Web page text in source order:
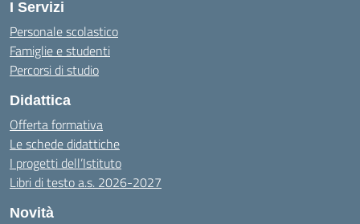
I Servizi
Personale scolastico
Famiglie e studenti
Percorsi di studio
Didattica
Offerta formativa
Le schede didattiche
I progetti dell’Istituto
Libri di testo a.s. 2026-2027
Novità